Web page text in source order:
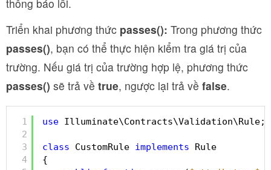
thông báo lỗi.
Triển khai phương thức passes(): Trong phương thức
passes(), bạn có thể thực hiện kiểm tra giá trị của
trường. Nếu giá trị của trường hợp lệ, phương thức
passes() sẽ trả về true, ngược lại trả về false.
1
2
3
4
use Illuminate\Contracts\Validation\Rule;
class CustomRule implements
Rule
{